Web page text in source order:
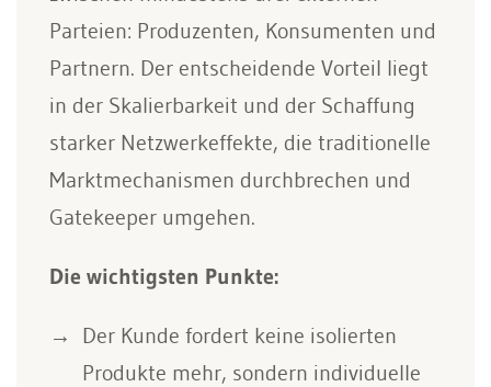
Parteien: Produzenten, Konsumenten und
Partnern. Der entscheidende Vorteil liegt
in der Skalierbarkeit und der Schaffung
starker Netzwerkeffekte, die traditionelle
Marktmechanismen durchbrechen und
Gatekeeper umgehen.
Die wichtigsten Punkte:
Der Kunde fordert keine isolierten
Produkte mehr, sondern individuelle